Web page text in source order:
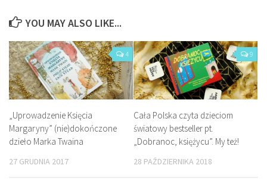
YOU MAY ALSO LIKE...
4
„Uprowadzenie Księcia
Margaryny” (nie)dokończone
dzieło Marka Twaina
27 GRUDNIA 2017
9
Cała Polska czyta dzieciom
światowy bestseller pt.
„Dobranoc, księżycu”. My też!
28 PAŹDZIERNIKA 2018